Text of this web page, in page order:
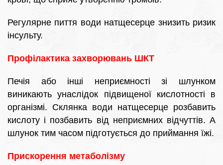
Регулярне пиття води натщесерце знизить ризик
інсульту.
Профілактика захворювань ШКТ
Печія або інші неприємності зі шлунком
виникають унаслідок підвищеної кислотності в
організмі. Склянка води натщесерце розбавить
кислоту і позбавить від неприємних відчуттів. А
шлунок тим часом підготується до приймання їжі.
Прискорення метаболізму